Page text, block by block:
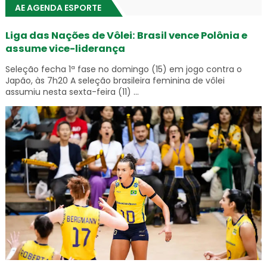
AE AGENDA ESPORTE
Liga das Nações de Vôlei: Brasil vence Polônia e
assume vice-liderança
Seleção fecha 1ª fase no domingo (15) em jogo contra o
Japão, às 7h20 A seleção brasileira feminina de vôlei
assumiu nesta sexta-feira (11) ...